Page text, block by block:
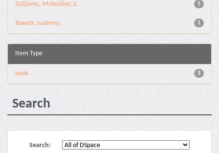
1
Σεϊζάνης, Μιλτιάδης Δ.
1
Χακκέτ, Ιωάννης
Item Type
3
book
Search
Search: